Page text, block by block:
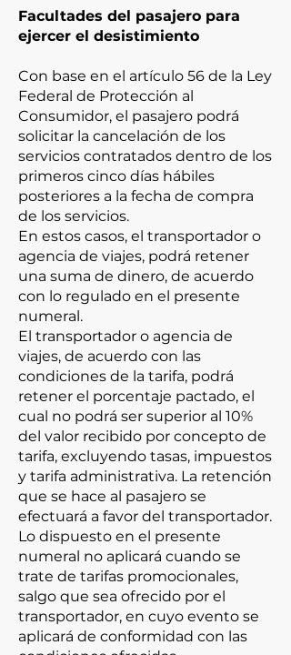
Facultades del pasajero para
ejercer el desistimiento
Con base en el artículo 56 de la Ley
Federal de Protección al
Consumidor, el pasajero podrá
solicitar la cancelación de los
servicios contratados dentro de los
primeros cinco días hábiles
posteriores a la fecha de compra
de los servicios.
En estos casos, el transportador o
agencia de viajes, podrá retener
una suma de dinero, de acuerdo
con lo regulado en el presente
numeral.
El transportador o agencia de
viajes, de acuerdo con las
condiciones de la tarifa, podrá
retener el porcentaje pactado, el
cual no podrá ser superior al 10%
del valor recibido por concepto de
tarifa, excluyendo tasas, impuestos
y tarifa administrativa. La retención
que se hace al pasajero se
efectuará a favor del transportador.
Lo dispuesto en el presente
numeral no aplicará cuando se
trate de tarifas promocionales,
salgo que sea ofrecido por el
transportador, en cuyo evento se
aplicará de conformidad con las